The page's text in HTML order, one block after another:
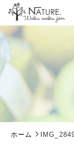
ホーム
親カテゴリ